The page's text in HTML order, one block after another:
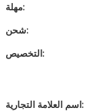
مهلة:
شحن:
التخصيص:
اسم العلامة التجارية: